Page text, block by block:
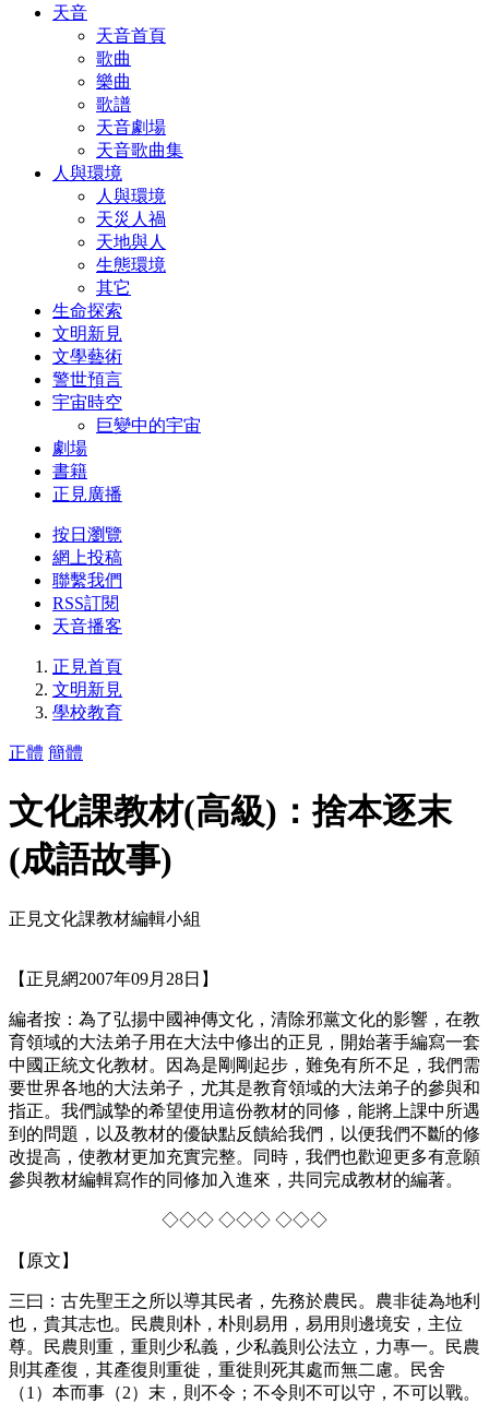
天音
天音首頁
歌曲
樂曲
歌譜
天音劇場
天音歌曲集
人與環境
人與環境
天災人禍
天地與人
生態環境
其它
生命探索
文明新見
文學藝術
警世預言
宇宙時空
巨變中的宇宙
劇場
書籍
正見廣播
按日瀏覽
網上投稿
聯繫我們
RSS訂閱
天音播客
正見首頁
文明新見
學校教育
正體 簡體
文化課教材(高級)：捨本逐末
(成語故事)
正見文化課教材編輯小組
【正見網2007年09月28日】
編者按：為了弘揚中國神傳文化，清除邪黨文化的影響，在教
育領域的大法弟子用在大法中修出的正見，開始著手編寫一套
中國正統文化教材。因為是剛剛起步，難免有所不足，我們需
要世界各地的大法弟子，尤其是教育領域的大法弟子的參與和
指正。我們誠摯的希望使用這份教材的同修，能將上課中所遇
到的問題，以及教材的優缺點反饋給我們，以便我們不斷的修
改提高，使教材更加充實完整。同時，我們也歡迎更多有意願
參與教材編輯寫作的同修加入進來，共同完成教材的編著。
◇◇◇ ◇◇◇ ◇◇◇
【原文】
三曰：古先聖王之所以導其民者，先務於農民。農非徒為地利
也，貴其志也。民農則朴，朴則易用，易用則邊境安，主位
尊。民農則重，重則少私義，少私義則公法立，力專一。民農
則其產復，其產復則重徙，重徙則死其處而無二慮。民舍
（1）本而事（2）末，則不令；不令則不可以守，不可以戰。